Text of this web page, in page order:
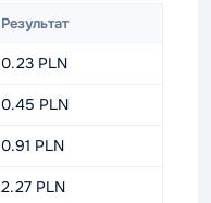
Результат
0.23 PLN
0.45 PLN
0.91 PLN
2.27 PLN